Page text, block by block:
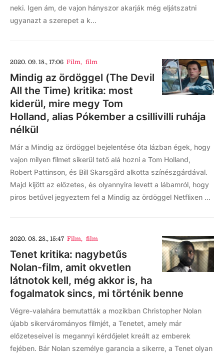
neki. Igen ám, de vajon hányszor akarják még eljátszatni
ugyanazt a szerepet a k...
2020. 09. 18., 17:06 Film, film
Mindig az ördöggel (The Devil
All the Time) kritika: most
kiderül, mire megy Tom
Holland, alias Pókember a csillivilli ruhája
nélkül
Már a Mindig az ördöggel bejelentése óta lázban égek, hogy
vajon milyen filmet sikerül tető alá hozni a Tom Holland,
Robert Pattinson, és Bill Skarsgård alkotta színészgárdával.
Majd kijött az előzetes, és olyannyira levett a lábamról, hogy
piros betűvel jegyeztem fel a Mindig az ördöggel Netflixen ...
2020. 08. 28., 15:47 Film, film
Tenet kritika: nagybetűs
Nolan-film, amit okvetlen
látnotok kell, még akkor is, ha
fogalmatok sincs, mi történik benne
Végre-valahára bemutatták a mozikban Christopher Nolan
újabb sikervárományos filmjét, a Tenetet, amely már
előzeteseivel is megannyi kérdőjelet kreált az emberek
fejében. Bár Nolan személye garancia a sikerre, a Tenet olyan